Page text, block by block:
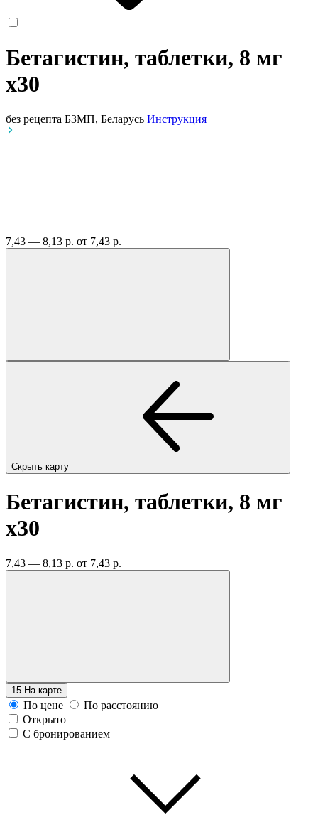
Бетагистин, таблетки, 8 мг
x30
без рецепта БЗМП, Беларусь Инструкция
7,43 — 8,13 р. от 7,43 р.
Скрыть карту
Бетагистин, таблетки, 8 мг
x30
7,43 — 8,13 р. от 7,43 р.
15 На карте
По цене
По расстоянию
Открыто
С бронированием